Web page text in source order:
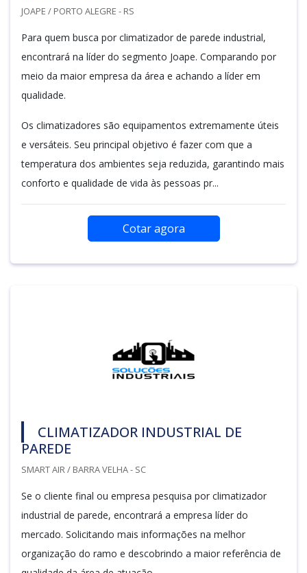
JOAPE / PORTO ALEGRE - RS
Para quem busca por climatizador de parede industrial,
encontrará na líder do segmento Joape. Comparando por
meio da maior empresa da área e achando a líder em
qualidade.
Os climatizadores são equipamentos extremamente úteis
e versáteis. Seu principal objetivo é fazer com que a
temperatura dos ambientes seja reduzida, garantindo mais
conforto e qualidade de vida às pessoas pr...
Cotar agora
CLIMATIZADOR INDUSTRIAL DE
PAREDE
SMART AIR / BARRA VELHA - SC
Se o cliente final ou empresa pesquisa por climatizador
industrial de parede, encontrará a empresa líder do
mercado. Solicitando mais informações na melhor
organização do ramo e descobrindo a maior referência de